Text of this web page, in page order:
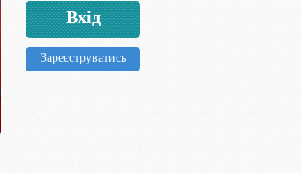
Вхід
Зареєструватись